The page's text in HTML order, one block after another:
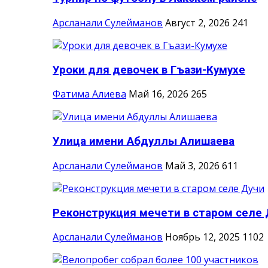
Арсланали Сулейманов Август 2, 2026 241
Уроки для девочек в Гъази-Кумухе
Фатима Алиева Май 16, 2026 265
Улица имени Абдуллы Алишаева
Арсланали Сулейманов Май 3, 2026 611
Реконструкция мечети в старом селе
Арсланали Сулейманов Ноябрь 12, 2025 1102